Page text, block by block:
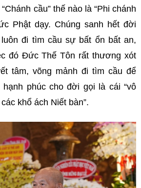
cầu” thế nào là “Phi chánh
Phật dạy. Chúng sanh hết đời
đi tìm cầu sự bất ổn bất an,
đó Đức Thế Tôn rất thương xót
tâm, võng mảnh đi tìm cầu để
phúc cho đời gọi là cái “vô
khổ ách Niết bàn”.